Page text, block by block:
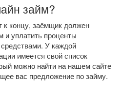
займ?
к концу, заёмщик должен
и уплатить проценты
У каждой
имеется свой список
можно найти на нашем сайте
вас предложение по займу.